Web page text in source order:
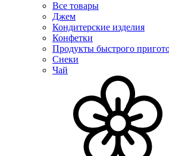
Все товары
Джем
Кондитерские изделия
Конфетки
Продукты быстрого
Снеки
Чай